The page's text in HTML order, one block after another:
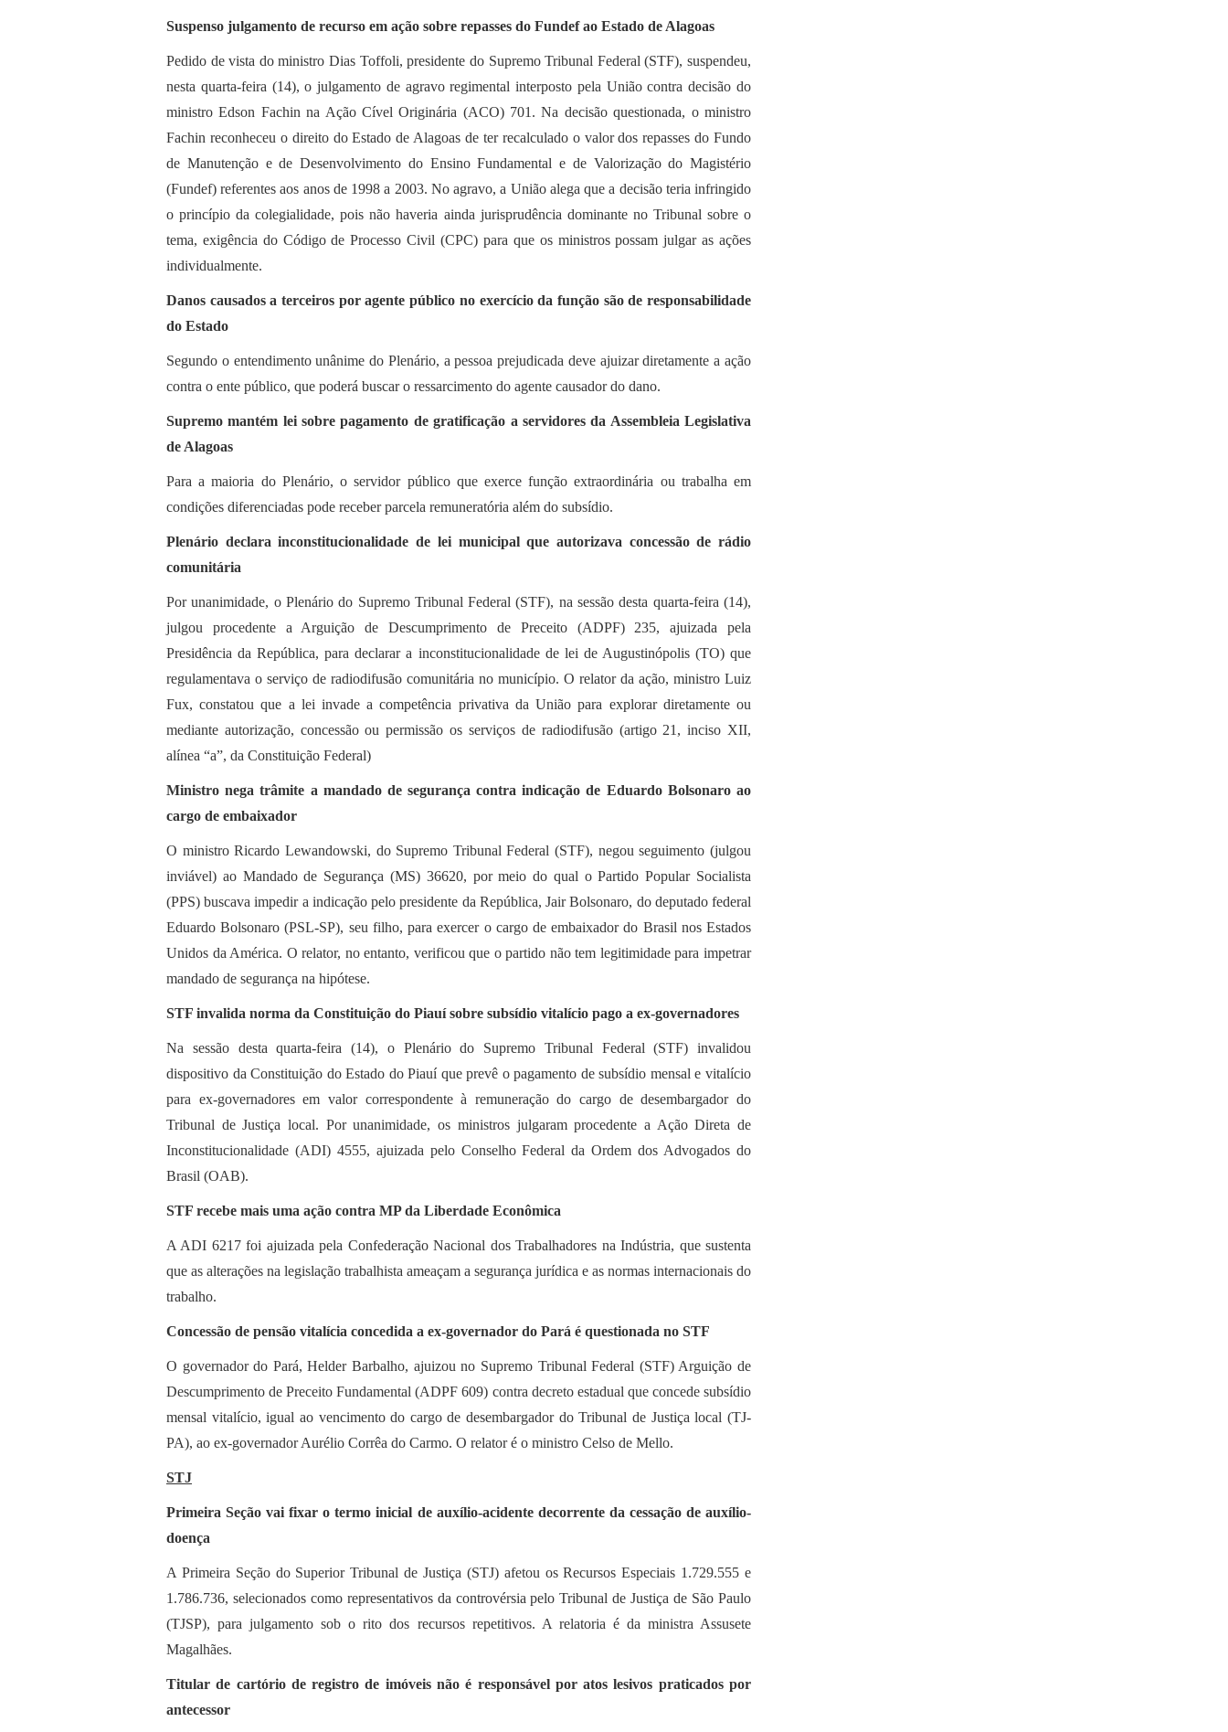
Suspenso julgamento de recurso em ação sobre repasses do Fundef ao Estado de Alagoas
Pedido de vista do ministro Dias Toffoli, presidente do Supremo Tribunal Federal (STF), suspendeu,
nesta quarta-feira (14), o julgamento de agravo regimental interposto pela União contra decisão do
ministro Edson Fachin na Ação Cível Originária (ACO) 701. Na decisão questionada, o ministro
Fachin reconheceu o direito do Estado de Alagoas de ter recalculado o valor dos repasses do Fundo
de Manutenção e de Desenvolvimento do Ensino Fundamental e de Valorização do Magistério
(Fundef) referentes aos anos de 1998 a 2003. No agravo, a União alega que a decisão teria infringido
o princípio da colegialidade, pois não haveria ainda jurisprudência dominante no Tribunal sobre o
tema, exigência do Código de Processo Civil (CPC) para que os ministros possam julgar as ações
individualmente.
Danos causados a terceiros por agente público no exercício da função são de responsabilidade
do Estado
Segundo o entendimento unânime do Plenário, a pessoa prejudicada deve ajuizar diretamente a ação
contra o ente público, que poderá buscar o ressarcimento do agente causador do dano.
Supremo mantém lei sobre pagamento de gratificação a servidores da Assembleia Legislativa
de Alagoas
Para a maioria do Plenário, o servidor público que exerce função extraordinária ou trabalha em
condições diferenciadas pode receber parcela remuneratória além do subsídio.
Plenário declara inconstitucionalidade de lei municipal que autorizava concessão de rádio
comunitária
Por unanimidade, o Plenário do Supremo Tribunal Federal (STF), na sessão desta quarta-feira (14),
julgou procedente a Arguição de Descumprimento de Preceito (ADPF) 235, ajuizada pela
Presidência da República, para declarar a inconstitucionalidade de lei de Augustinópolis (TO) que
regulamentava o serviço de radiodifusão comunitária no município. O relator da ação, ministro Luiz
Fux, constatou que a lei invade a competência privativa da União para explorar diretamente ou
mediante autorização, concessão ou permissão os serviços de radiodifusão (artigo 21, inciso XII,
alínea “a”, da Constituição Federal)
Ministro nega trâmite a mandado de segurança contra indicação de Eduardo Bolsonaro ao
cargo de embaixador
O ministro Ricardo Lewandowski, do Supremo Tribunal Federal (STF), negou seguimento (julgou
inviável) ao Mandado de Segurança (MS) 36620, por meio do qual o Partido Popular Socialista
(PPS) buscava impedir a indicação pelo presidente da República, Jair Bolsonaro, do deputado federal
Eduardo Bolsonaro (PSL-SP), seu filho, para exercer o cargo de embaixador do Brasil nos Estados
Unidos da América. O relator, no entanto, verificou que o partido não tem legitimidade para impetrar
mandado de segurança na hipótese.
STF invalida norma da Constituição do Piauí sobre subsídio vitalício pago a ex-governadores
Na sessão desta quarta-feira (14), o Plenário do Supremo Tribunal Federal (STF) invalidou
dispositivo da Constituição do Estado do Piauí que prevê o pagamento de subsídio mensal e vitalício
para ex-governadores em valor correspondente à remuneração do cargo de desembargador do
Tribunal de Justiça local. Por unanimidade, os ministros julgaram procedente a Ação Direta de
Inconstitucionalidade (ADI) 4555, ajuizada pelo Conselho Federal da Ordem dos Advogados do
Brasil (OAB).
STF recebe mais uma ação contra MP da Liberdade Econômica
A ADI 6217 foi ajuizada pela Confederação Nacional dos Trabalhadores na Indústria, que sustenta
que as alterações na legislação trabalhista ameaçam a segurança jurídica e as normas internacionais do
trabalho.
Concessão de pensão vitalícia concedida a ex-governador do Pará é questionada no STF
O governador do Pará, Helder Barbalho, ajuizou no Supremo Tribunal Federal (STF) Arguição de
Descumprimento de Preceito Fundamental (ADPF 609) contra decreto estadual que concede subsídio
mensal vitalício, igual ao vencimento do cargo de desembargador do Tribunal de Justiça local (TJ-
PA), ao ex-governador Aurélio Corrêa do Carmo. O relator é o ministro Celso de Mello.
STJ
Primeira Seção vai fixar o termo inicial de auxílio-acidente decorrente da cessação de auxílio-
doença
​A Primeira Seção do Superior Tribunal de Justiça (STJ) afetou os Recursos Especiais 1.729.555 e
1.786.736, selecionados como representativos da controvérsia pelo Tribunal de Justiça de São Paulo
(TJSP), para julgamento sob o rito dos recursos repetitivos. A relatoria é da ministra Assusete
Magalhães.
Titular de cartório de registro de imóveis não é responsável por atos lesivos praticados por
antecessor